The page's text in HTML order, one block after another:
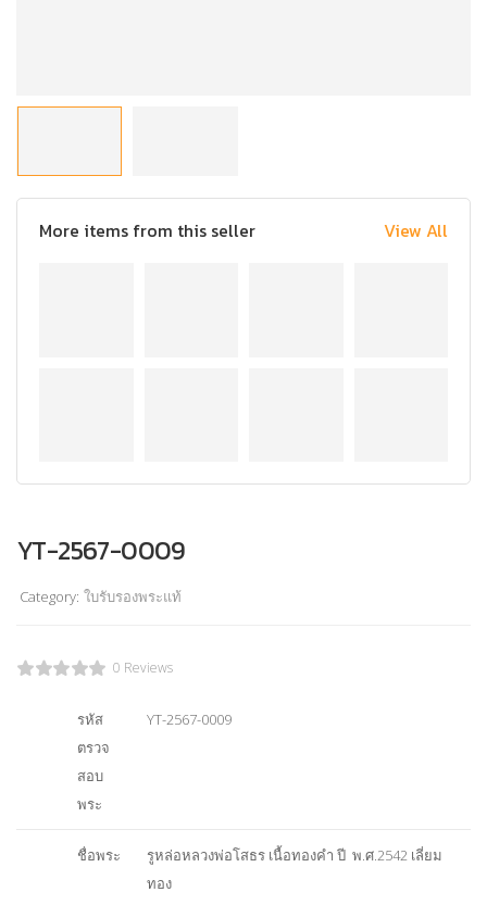
More items from this seller View All
YT-2567-0009
Category: ใบรับรองพระแท้
0 Reviews
รหัส
ตรวจ
สอบ
พระ
YT-2567-0009
ชื่อพระ
รูหล่อหลวงพ่อโสธร เนื้อทองคำ ปี พ.ศ.2542 เลี่ยม
ทอง